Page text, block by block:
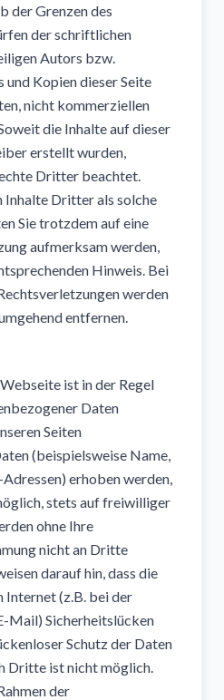
der Grenzen des
der schriftlichen
Autors bzw.
und Kopien dieser Seite
nicht kommerziellen
die Inhalte auf dieser
erstellt wurden,
Dritter beachtet.
Inhalte Dritter als solche
Sie trotzdem auf eine
aufmerksam werden,
Hinweis. Bei
werden
entfernen.
ist in der Regel
Daten
Seiten
(beispielsweise Name,
erhoben werden,
stets auf freiwilliger
ohne Ihre
nicht an Dritte
darauf hin, dass die
(z.B. bei der
Mail) Sicherheitslücken
Schutz der Daten
Dritte ist nicht möglich.
der